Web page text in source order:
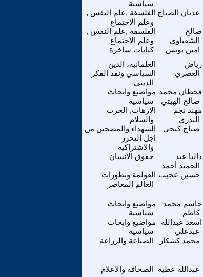
سياسية
الفلسفة ,علم النفس ,
وعلم الاجتماع
عدنان الصباح
الفلسفة ,علم النفس ,
وعلم الاجتماع
صالح
الشقباوي
كتابات ساخرة امين يونس
العلمانية، الدين
السياسي ونقد الفكر
الديني
رياض
العصري
مواضيع وابحاث
سياسية
قحطان محمد
صالح الهيتي
الارهاب, الحرب
والسلام
مهند نجم
البدري
الشهداء والمضحين من
اجل التحرر
والاشتراكية
صباح كنجي
حقوق الانسان
داليا عبد
الحميد أحمد
العولمة وتطورات
العالم المعاصر
حسين عجيب
مواضيع وابحاث
سياسية
جاسم محمد
كاظم
مواضيع وابحاث
سياسية
اسعد عبدالله
عبدعلي
الصناعة والزراعة محمد كشكار
الصحافة والاعلام عبدالله عطية